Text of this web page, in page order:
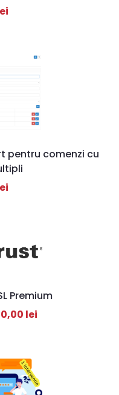
pentru comenzi cu
Premium
lei